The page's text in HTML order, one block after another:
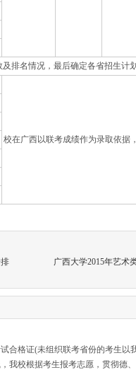
排名情况，最后确定各省招生计
校在广西以联考成绩作为录取依据
广西大学2015年艺术
合格证(未组织联考省份的考生以
我校根据考生报考志愿，贯彻德